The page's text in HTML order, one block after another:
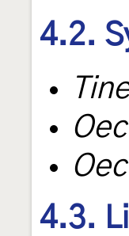
4.2.
4.3.